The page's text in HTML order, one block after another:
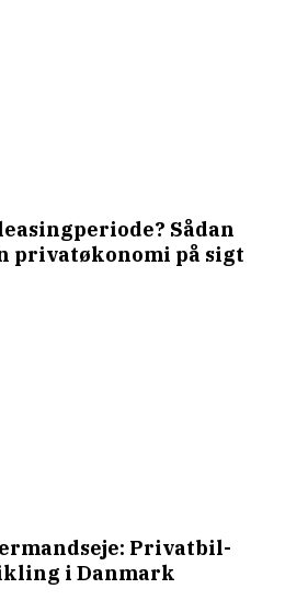
Sådan
privatøkonomi på sigt
Privatbil-
i Danmark